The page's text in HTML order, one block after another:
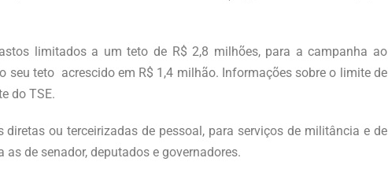
limitados a um teto de R$ 2,8 milhões, para a campanha ao
seu teto acrescido em R$ 1,4 milhão. Informações sobre o limite de
do TSE.
ou terceirizadas de pessoal, para serviços de militância e de
de senador, deputados e governadores.